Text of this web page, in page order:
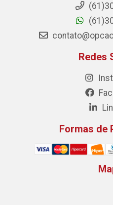
Redes
Formas de